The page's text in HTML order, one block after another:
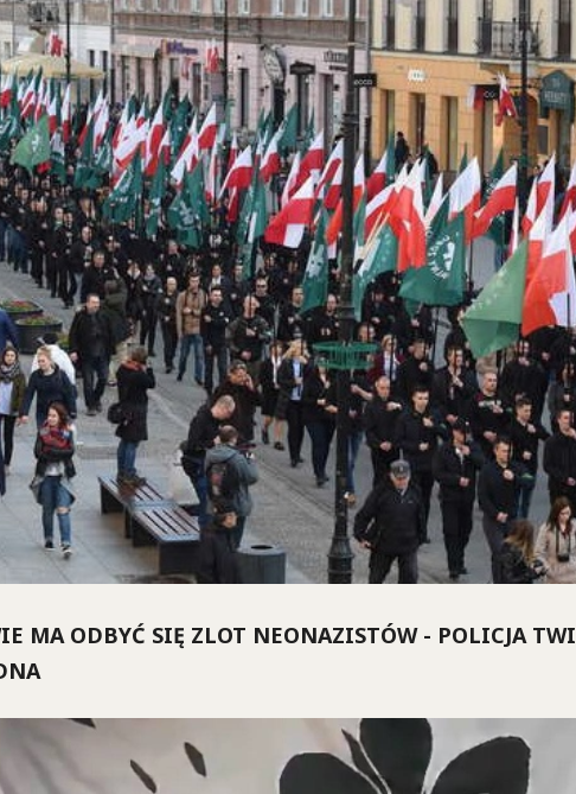
MA ODBYĆ SIĘ ZLOT NEONAZISTÓW - POLICJA